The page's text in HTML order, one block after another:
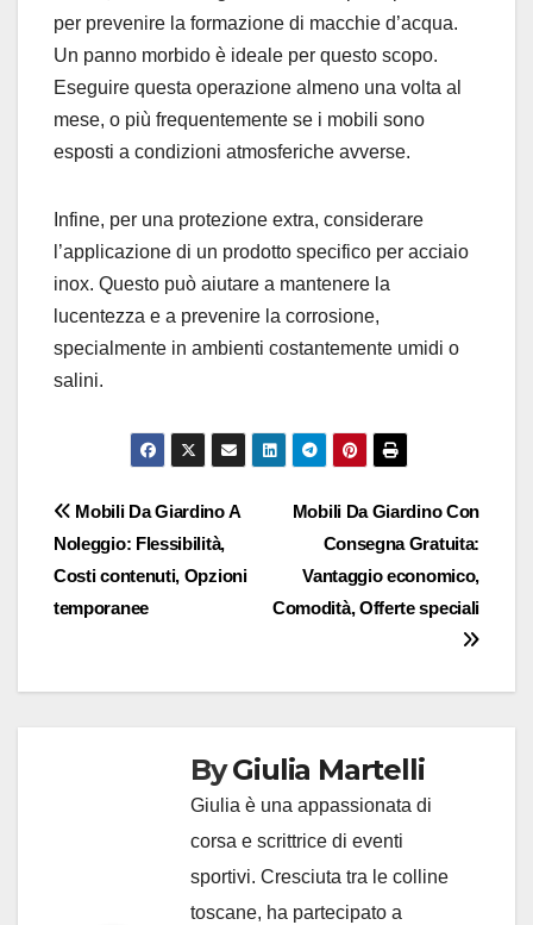
per prevenire la formazione di macchie d’acqua.
Un panno morbido è ideale per questo scopo.
Eseguire questa operazione almeno una volta al
mese, o più frequentemente se i mobili sono
esposti a condizioni atmosferiche avverse.
Infine, per una protezione extra, considerare
l’applicazione di un prodotto specifico per acciaio
inox. Questo può aiutare a mantenere la
lucentezza e a prevenire la corrosione,
specialmente in ambienti costantemente umidi o
salini.
Post
navigation
Mobili Da Giardino Con
Consegna Gratuita:
Vantaggio economico,
Comodità, Offerte speciali
Mobili Da Giardino A
Noleggio: Flessibilità,
Costi contenuti, Opzioni
temporanee
ByGiulia Martelli
Giulia è una appassionata di
corsa e scrittrice di eventi
sportivi. Cresciuta tra le colline
toscane, ha partecipato a